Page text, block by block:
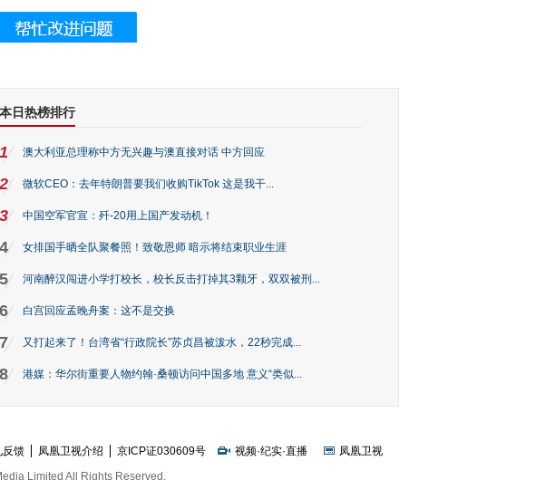
到底有多美？
本日热榜排行
1 澳大利亚总理称中方无兴趣与澳直接对话 中方回应
2 微软CEO：去年特朗普要我们收购TikTok 这是我干...
3 中国空军官宣：歼-20用上国产发动机！
4 女排国手晒全队聚餐照！致敬恩师 暗示将结束职业生涯
5 河南醉汉闯进小学打校长，校长反击打掉其3颗牙，双双被刑...
6 白宫回应孟晚舟案：这不是交换
7 又打起来了！台湾省“行政院长”苏贞昌被泼水，22秒完成...
8 港媒：华尔街重要人物约翰·桑顿访问中国多地 意义“类似...
反馈 凤凰卫视介绍 京ICP证030609号 视频·纪实·直播
凤凰卫视
Limited All Rights Reserved.